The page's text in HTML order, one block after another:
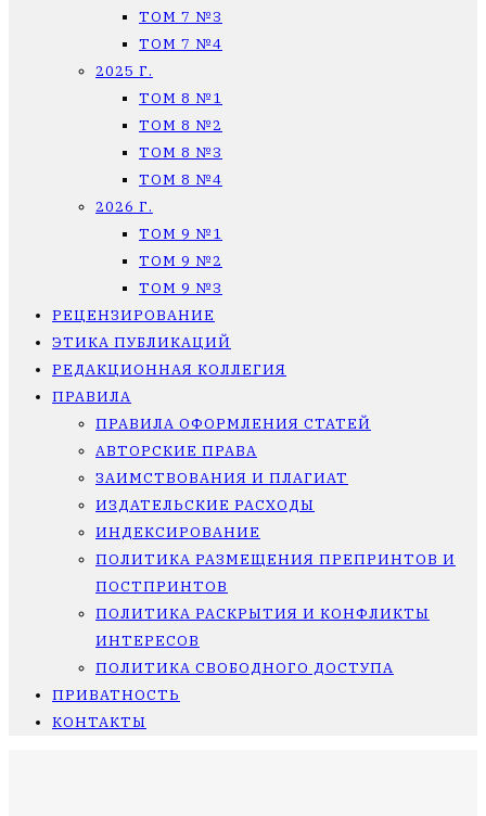
ТОМ 7 №3
ТОМ 7 №4
2025 Г.
ТОМ 8 №1
ТОМ 8 №2
ТОМ 8 №3
ТОМ 8 №4
2026 Г.
ТОМ 9 №1
ТОМ 9 №2
ТОМ 9 №3
РЕЦЕНЗИРОВАНИЕ
ЭТИКА ПУБЛИКАЦИЙ
РЕДАКЦИОННАЯ КОЛЛЕГИЯ
ПРАВИЛА
ПРАВИЛА ОФОРМЛЕНИЯ СТАТЕЙ
АВТОРСКИЕ ПРАВА
ЗАИМСТВОВАНИЯ И ПЛАГИАТ
ИЗДАТЕЛЬСКИЕ РАСХОДЫ
ИНДЕКСИРОВАНИЕ
ПОЛИТИКА РАЗМЕЩЕНИЯ ПРЕПРИНТОВ И
ПОСТПРИНТОВ
ПОЛИТИКА РАСКРЫТИЯ И КОНФЛИКТЫ
ИНТЕРЕСОВ
ПОЛИТИКА СВОБОДНОГО ДОСТУПА
ПРИВАТНОСТЬ
КОНТАКТЫ